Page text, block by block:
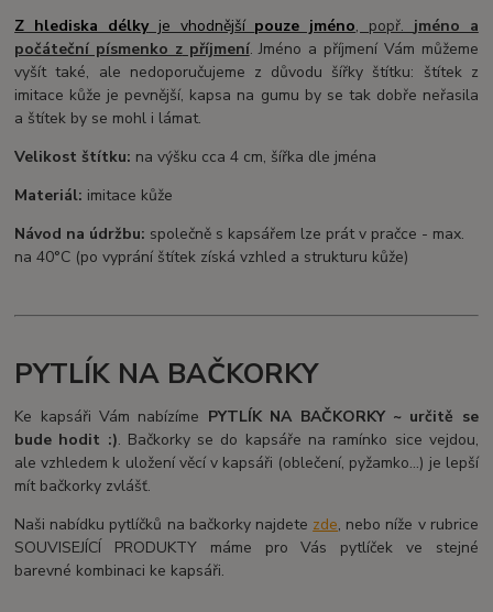
Z hlediska délkyje vhodnější pouze jméno, popř. jméno a
počáteční písmenko zpříjmení. Jméno a příjmení Vám můžeme
vyšít také, ale nedoporučujeme z důvodu šířky štítku: štítek z
imitace kůže je pevnější, kapsa na gumu by se tak dobře neřasila
a štítek by se mohl i lámat.
Velikost štítku: na výšku cca 4 cm, šířka dle jména
Materiál: imitace kůže
Návod na údržbu: společně s kapsářem lze prát v pračce - max.
na 40°C (po vyprání štítek získá vzhled a strukturu kůže)
PYTLÍK NA BAČKORKY
Ke kapsáři Vám nabízíme PYTLÍK NA BAČKORKY ~ určitě se
bude hodit :). Bačkorky se do kapsáře na ramínko sice vejdou,
ale vzhledem k uložení věcí v kapsáři (oblečení, pyžamko...) je lepší
mít bačkorky zvlášť.
Naši nabídku pytlíčků na bačkorky najdete zde, nebo níže v rubrice
SOUVISEJÍCÍ PRODUKTY máme pro Vás pytlíček ve stejné
barevné kombinaci ke kapsáři.